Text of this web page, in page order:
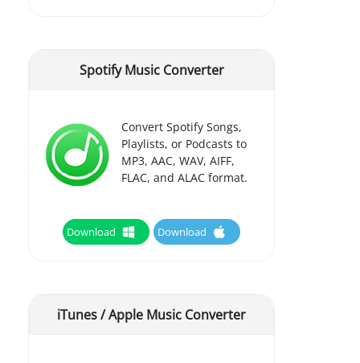
Spotify Music Converter
Convert Spotify Songs,
Playlists, or Podcasts to
MP3, AAC, WAV, AIFF,
FLAC, and ALAC format.
Download Download
iTunes / Apple Music Converter